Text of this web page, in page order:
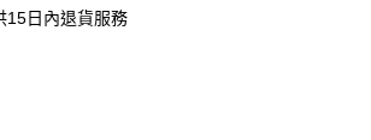
15日內退貨服務